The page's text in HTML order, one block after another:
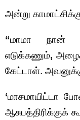
அன்று
“மாமா நான்
எடுக்கணும்,
கேட்டாள்.
‘மாசமாயிட்டா
ஆசுபத்திரிக்குக்